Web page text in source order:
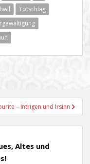
Totschlag
– Intrigen und Irsinn
Altes und